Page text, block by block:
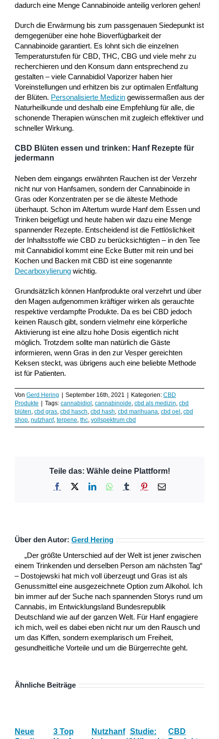
dadurch eine Menge Cannabinoide anteilig verloren gehen!
Durch die Erwärmung bis zum passgenauen Siedepunkt ist
demgegenüber eine hohe Bioverfügbarkeit der
Cannabinoide garantiert. Es lohnt sich die einzelnen
Temperaturstufen für CBD, THC, CBG und viele mehr zu
recherchieren und den Konsum dann entsprechend zu
gestalten – viele Cannabidiol Vaporizer haben hier
Voreinstellungen und erhitzen bis zur optimalen Entfaltung
der Blüten. Personalisierte Medizin gewissermaßen aus der
Naturheilkunde und deshalb eine Empfehlung für alle, die
schonende Therapien wünschen mit zugleich effektiver und
schneller Wirkung.
CBD Blüten essen und trinken: Hanf Rezepte für
jedermann
Neben dem eingangs erwähnten Rauchen ist der Verzehr
nicht nur von Hanfsamen, sondern der Cannabinoide in
Gras oder Konzentraten per se die älteste Methode
überhaupt. Schon im Altertum wurde Hanf dem Essen und
Trinken beigefügt und heute haben wir dazu eine Menge
spannender Rezepte. Entscheidend ist die Fettlöslichkeit
der Inhaltsstoffe wie CBD zu berücksichtigten – in den Tee
mit Cannabidiol kommt eine Ecke Butter mit rein und bei
Kochen und Backen mit CBD ist eine sogenannte
Decarboxylierung wichtig.
Grundsätzlich können Hanfprodukte oral verzehrt und über
den Magen aufgenommen kräftiger wirken als gerauchte
respektive verdampfte Produkte. Da es bei CBD jedoch
keinen Rausch gibt, sondern vielmehr eine körperliche
Aktivierung ist eine allzu hohe Dosis eigentlich nicht
möglich. Trotzdem sollte man natürlich die Gäste
informieren, wenn Gras in den zur Vesper gereichten
Keksen steckt, was übrigens auch eine beliebte Methode
ist für Patienten.
Von Gerd Hering September 16th, 2021 Kategorien: CBD
Produkte
Tags: cannabidiol , cannabinoide, cbd als medizin, cbd
blüten, cbd gras, cbd hasch, cbd hash, cbd marihuana, cbd oel , cbd
shop, nutzhanf, terpene, thc, vollspektrum cbd
Teile das: Wähle deine Plattform!
Facebook LinkedInWhatsApp
Tumblr Pinterest
E-
Über den Autor: Gerd Hering
„Der größte Unterschied auf der Welt ist jener zwischen
einem Trinkenden und derselben Person am nächsten Tag“
– Dostojewski hat mich voll überzeugt und Gras ist als
Genussmittel eine ausgezeichnete Option zum Alkohol. Ich
bin immer auf der Suche nach spannenden Storys rund um
Cannabis, im Entwicklungsland Bundesrepublik
Deutschland wie auf der ganzen Welt. Für Hanf engagiere
ich mich, weil es dabei eben nicht nur um den Rausch und
um das Kiffen, sondern exemplarisch um Freiheit,
gesundheitliche Vorteile und um die Bürgerrechte geht.
Ähnliche Beiträge
Neue
3 Top
Nutzhanf Studie:
CBD